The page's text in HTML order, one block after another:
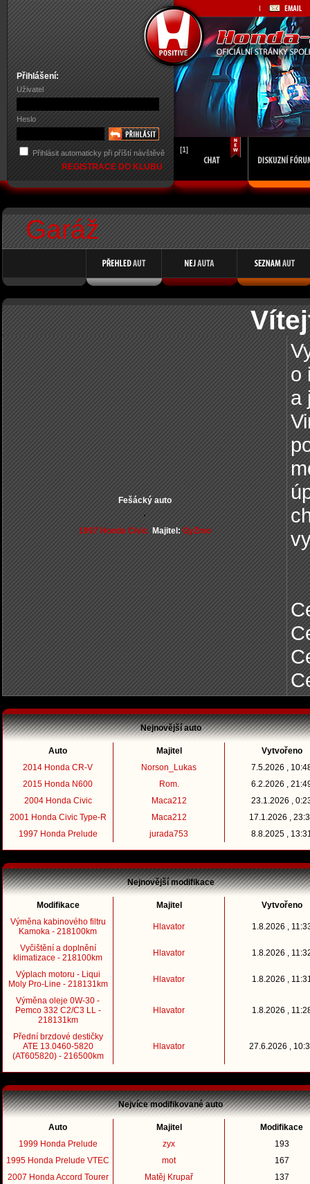
Přihlášení:
Uživatel
Heslo
Přihlásit automaticky při příští návštěvě
REGISTRACE DO KLUBU
[1]
Garáž
Fešácký auto
1997 Honda CivicMajitel: GyZmo
o
a
Nejnovější auto
Auto Majitel
Vytvořeno
2014 Honda CR-V
Norson_Lukas
7.5.2026 ,
2015 Honda N600
Rom.
6.2.2026 ,
2004 Honda Civic
Maca212
23.1.2026 ,
2001 Honda Civic Type-R
Maca212
17.1.2026 ,
1997 Honda Prelude
jurada753 8.8.2025 ,
Nejnovější modifikace
Modifikace Majitel
Vytvořeno
Výměna kabinového filtru
Kamoka - 218100km
Hlavator 1.8.2026 ,
Vyčištění a doplnění
klimatizace - 218100km
Hlavator 1.8.2026 ,
Výplach motoru - Liqui
Moly Pro-Line - 218131km
Hlavator 1.8.2026 ,
Výměna oleje 0W-30 -
Pemco 332 C2/C3 LL -
218131km
Hlavator 1.8.2026 ,
Přední brzdové destičky
ATE 13.0460-5820
(AT605820) - 216500km
Hlavator 27.6.2026 ,
Nejvíce modifikované auto
Auto Majitel
Modifikace
1999 Honda Prelude
zyx
193
1995 Honda Prelude VTEC
mot
167
2007 Honda Accord Tourer
Matěj Krupař
137